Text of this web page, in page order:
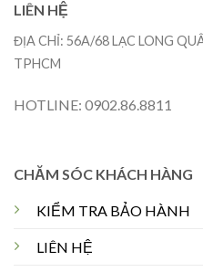
CHĂM SÓC KHÁCH HÀNG
KIỂM TRA BẢO HÀNH
LIÊN HỆ
LIÊN HỆ
ĐỊA CHỈ: 56A/68 LẠC LONG
TPHCM
HOTLINE: 0902.86.8811